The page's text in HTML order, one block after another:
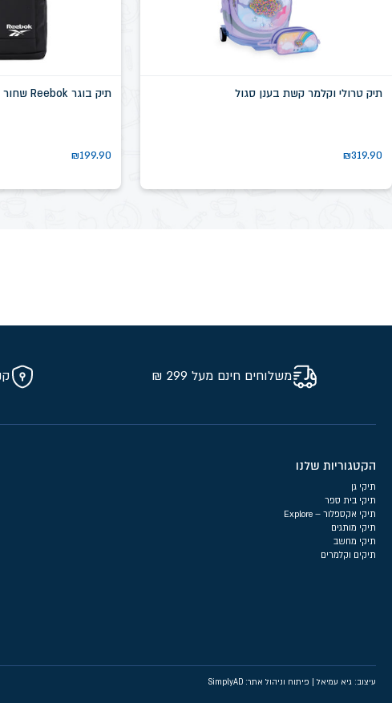
תיק טרולי וקלמר קשת בענן סגול
₪319.90
תיק בוגר Reebok שחור דגם שיקגו SN58639D
₪199.90
משלוחים חינם מעל 299 ₪
הקטגוריות שלנו
תיקי גן
תיקי בית ספר
תיקי אקספלור – Explore
תיקי מותגים
תיקי מחשב
תיקים וקלמרים
עיצוב: גיא עמיאל | פיתוח וניהול אתר: SimplyAD